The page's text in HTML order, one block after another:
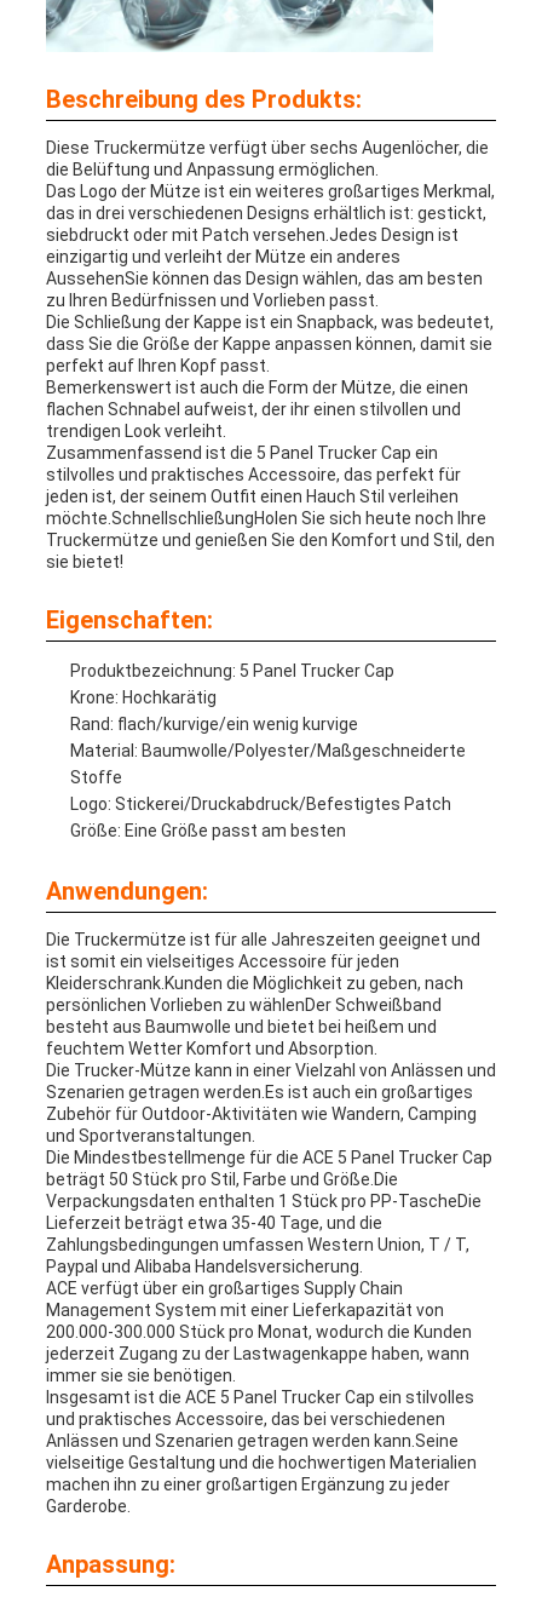
Beschreibung des Produkts:
Diese Truckermütze verfügt über sechs Augenlöcher, die
die Belüftung und Anpassung ermöglichen.
Das Logo der Mütze ist ein weiteres großartiges Merkmal,
das in drei verschiedenen Designs erhältlich ist: gestickt,
siebdruckt oder mit Patch versehen.Jedes Design ist
einzigartig und verleiht der Mütze ein anderes
AussehenSie können das Design wählen, das am besten
zu Ihren Bedürfnissen und Vorlieben passt.
Die Schließung der Kappe ist ein Snapback, was bedeutet,
dass Sie die Größe der Kappe anpassen können, damit sie
perfekt auf Ihren Kopf passt.
Bemerkenswert ist auch die Form der Mütze, die einen
flachen Schnabel aufweist, der ihr einen stilvollen und
trendigen Look verleiht.
Zusammenfassend ist die 5 Panel Trucker Cap ein
stilvolles und praktisches Accessoire, das perfekt für
jeden ist, der seinem Outfit einen Hauch Stil verleihen
möchte.SchnellschließungHolen Sie sich heute noch Ihre
Truckermütze und genießen Sie den Komfort und Stil, den
sie bietet!
Eigenschaften:
Produktbezeichnung: 5 Panel Trucker Cap
Krone: Hochkarätig
Rand: flach/kurvige/ein wenig kurvige
Material: Baumwolle/Polyester/Maßgeschneiderte
Stoffe
Logo: Stickerei/Druckabdruck/Befestigtes Patch
Größe: Eine Größe passt am besten
Anwendungen:
Die Truckermütze ist für alle Jahreszeiten geeignet und
ist somit ein vielseitiges Accessoire für jeden
Kleiderschrank.Kunden die Möglichkeit zu geben, nach
persönlichen Vorlieben zu wählenDer Schweißband
besteht aus Baumwolle und bietet bei heißem und
feuchtem Wetter Komfort und Absorption.
Die Trucker-Mütze kann in einer Vielzahl von Anlässen und
Szenarien getragen werden.Es ist auch ein großartiges
Zubehör für Outdoor-Aktivitäten wie Wandern, Camping
und Sportveranstaltungen.
Die Mindestbestellmenge für die ACE 5 Panel Trucker Cap
beträgt 50 Stück pro Stil, Farbe und Größe.Die
Verpackungsdaten enthalten 1 Stück pro PP-TascheDie
Lieferzeit beträgt etwa 35-40 Tage, und die
Zahlungsbedingungen umfassen Western Union, T / T,
Paypal und Alibaba Handelsversicherung.
ACE verfügt über ein großartiges Supply Chain
Management System mit einer Lieferkapazität von
200.000-300.000 Stück pro Monat, wodurch die Kunden
jederzeit Zugang zu der Lastwagenkappe haben, wann
immer sie sie benötigen.
Insgesamt ist die ACE 5 Panel Trucker Cap ein stilvolles
und praktisches Accessoire, das bei verschiedenen
Anlässen und Szenarien getragen werden kann.Seine
vielseitige Gestaltung und die hochwertigen Materialien
machen ihn zu einer großartigen Ergänzung zu jeder
Garderobe.
Anpassung: